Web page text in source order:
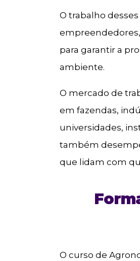
O trabalho
para garantir a
ambiente.
O mercado de
em fazendas,
universidades,
também
que lidam com
O curso de